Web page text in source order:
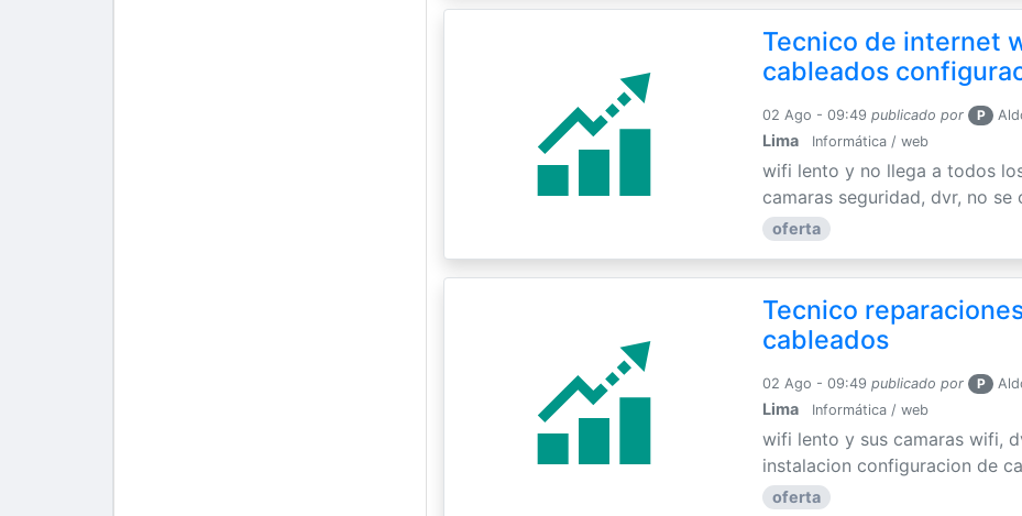
Tecnico de internet
cableados
02 Ago - 09:49 publicado por P
Lima Informática / web
wifi lento y no llega a todos
camaras seguridad, dvr, no
oferta
Tecnico
cableados
02 Ago - 09:49 publicado por P
Lima Informática / web
wifi lento y sus camaras wifi,
instalacion configuracion de
oferta